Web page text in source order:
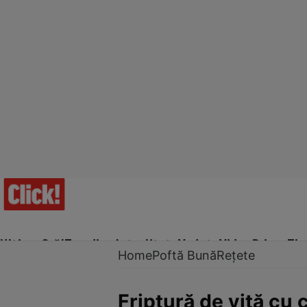
Ultima Oră!Trending Actualitate Vedete Video Prime Time
HomePoftă BunăRețete
Friptură de vită cu